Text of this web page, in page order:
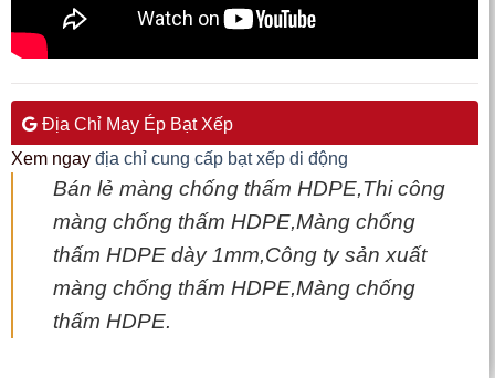
Địa Chỉ May Ép Bạt Xếp
Xem ngay địa chỉ cung cấp bạt xếp di động
Bán lẻ màng chống thấm HDPE,Thi công
màng chống thấm HDPE,Màng chống
thấm HDPE dày 1mm,Công ty sản xuất
màng chống thấm HDPE,Màng chống
thấm HDPE.